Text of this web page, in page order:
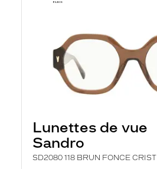
Lunettes de vue
Sandro
SD2080 118 BRUN FONCE CRIST